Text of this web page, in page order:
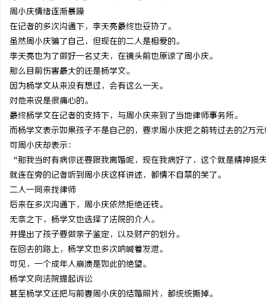
周小庆情绪逐渐暴躁
在记者的多次沟通下，李天亮最终也妥协了。
虽然周小庆骗了自己，但现在的二人是相爱的。
李天亮也为了做好一名丈夫，在镜头前也原谅了周小庆。
那么目前伤害最大的还是杨学文。
因为杨学文从来没有想过，会有这么一天。
对他来说是很痛心的。
最终杨学文在记者的支持下，与周小庆来到了当地律师事务所。
而杨学文表示如果孩子不是自己的，要求周小庆把之前转过去的2万
可周小庆却表示：
“那我当时有病你还要跟我离婚呢，现在我病好了，这个就是精神损
就连在旁的记者听到周小庆这样讲述，都情不自禁的笑了。
二人一同来找律师
后来在多次沟通下，周小庆依然拒绝还钱。
无奈之下，杨学文也选择了法院的介入。
并提出了孩子要做亲子鉴定，以及财产的划分。
在回去的路上，杨学文也多次呐喊着发泄。
可见，一个成年人崩溃是如此的绝望。
杨学文向法院提起诉讼
甚至杨学文还把与前妻周小庆的结婚照片，都统统撕掉。